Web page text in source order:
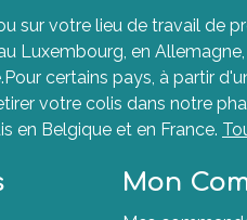
sur votre lieu de travail de
Luxembourg, en
certains pays, à partir
votre colis dans notre
en Belgique et en France.
Mon